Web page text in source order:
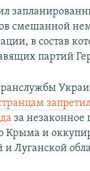
смешанной
в состав
партий
за незаконное
Крыма и
Луганской